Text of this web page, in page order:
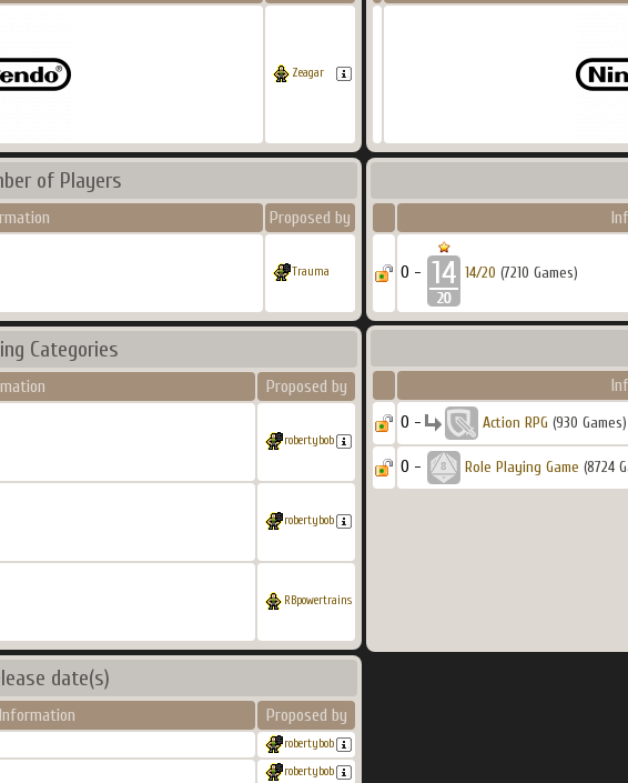
Zeagar
of Players
Proposed by
Trauma 0 - 14/20 (7210 Games)
Categories
Proposed by
robertybob
robertybob
RBpowertrains
0 - Action RPG (930 Games)
0 - Role Playing Game (8724
date(s)
Information Proposed by
robertybob
robertybob